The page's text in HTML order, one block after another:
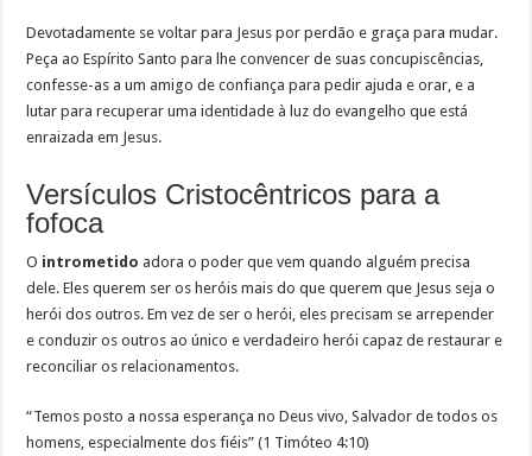
Devotadamente se voltar para Jesus por perdão e graça para mudar.
Peça ao Espírito Santo para lhe convencer de suas concupiscências,
confesse-as a um amigo de confiança para pedir ajuda e orar, e a
lutar para recuperar uma identidade à luz do evangelho que está
enraizada em Jesus.
Versículos Cristocêntricos para a
fofoca
O intrometido adora o poder que vem quando alguém precisa
dele. Eles querem ser os heróis mais do que querem que Jesus seja o
herói dos outros. Em vez de ser o herói, eles precisam se arrepender
e conduzir os outros ao único e verdadeiro herói capaz de restaurar e
reconciliar os relacionamentos.
“Temos posto a nossa esperança no Deus vivo, Salvador de todos os
homens, especialmente dos fiéis” (1 Timóteo 4:10)